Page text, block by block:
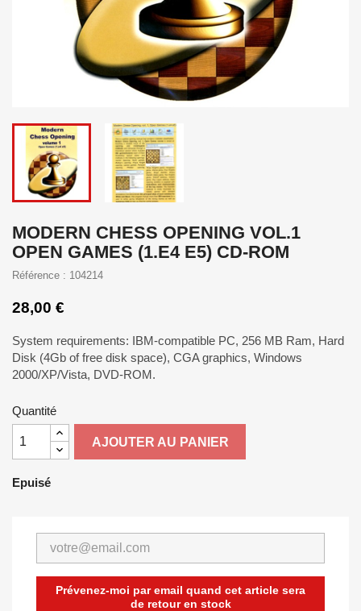
MODERN CHESS OPENING VOL.1
OPEN GAMES (1.E4 E5) CD-ROM
Référence : 104214
28,00 €
System requirements: IBM-compatible PC, 256 MB Ram, Hard
Disk (4Gb of free disk space), CGA graphics, Windows
2000/XP/Vista, DVD-ROM.
Quantité
AJOUTER AU PANIER
Epuisé
Prévenez-moi par email quand cet article sera
de retour en stock